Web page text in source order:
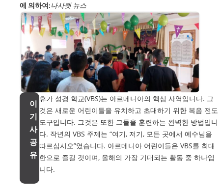
에 의하여:나사렛 뉴스
이
기
사
공
유
휴가 성경 학교(VBS)는 아르메니아의 핵심 사역입니다. 그
것은 새로운 어린이들을 유치하고 초대하기 위한 복음 전도
도구입니다. 그것은 또한 그들을 훈련하는 완벽한 방법입니
다. 작년의 VBS 주제는 “여기, 저기, 모든 곳에서 예수님을
따르십시오”였습니다. 아르메니아 어린이들은 VBS를 최대
한으로 즐길 것이며, 올해의 가장 기대되는 활동 중 하나입
니다.